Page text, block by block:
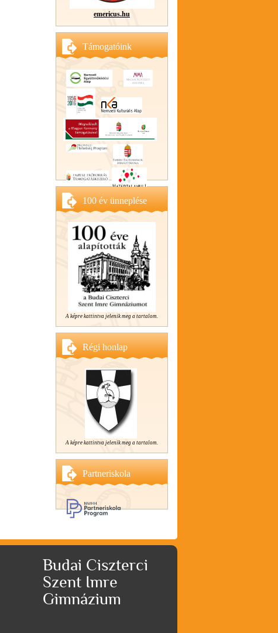
emericus.hu
Támogatóink
100 év ünneplése
A képre kattintva jelenik meg a tartalom.
Régi honlap
A képre kattintva jelenik meg a tartalom.
Partneriskola
Budai Ciszterci
Szent Imre
Gimnázium